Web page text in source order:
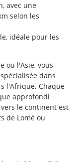
avec une
selon les
idéale pour les
ou l'Asie, vous
dans
l'Afrique. Chaque
approfondi
le continent est
de Lomé ou